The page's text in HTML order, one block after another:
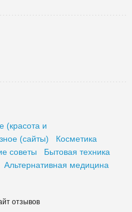
(красота и
(сайты)
Косметика
советы
Бытовая техника
Альтернативная медицина
отзывов